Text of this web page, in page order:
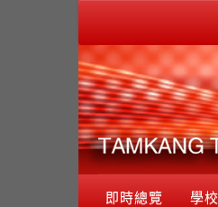
即時總覽 學